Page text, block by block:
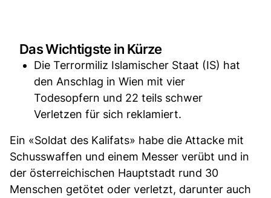
Das Wichtigste in Kürze
Die Terrormiliz Islamischer Staat (IS) hat
den Anschlag in Wien mit vier
Todesopfern und 22 teils schwer
Verletzen für sich reklamiert.
Ein «Soldat des Kalifats» habe die Attacke mit
Schusswaffen und einem Messer verübt und in
der österreichischen Hauptstadt rund 30
Menschen getötet oder verletzt, darunter auch